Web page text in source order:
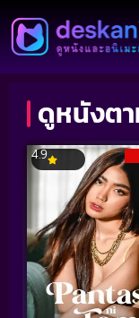
ดูหนังต
4.9